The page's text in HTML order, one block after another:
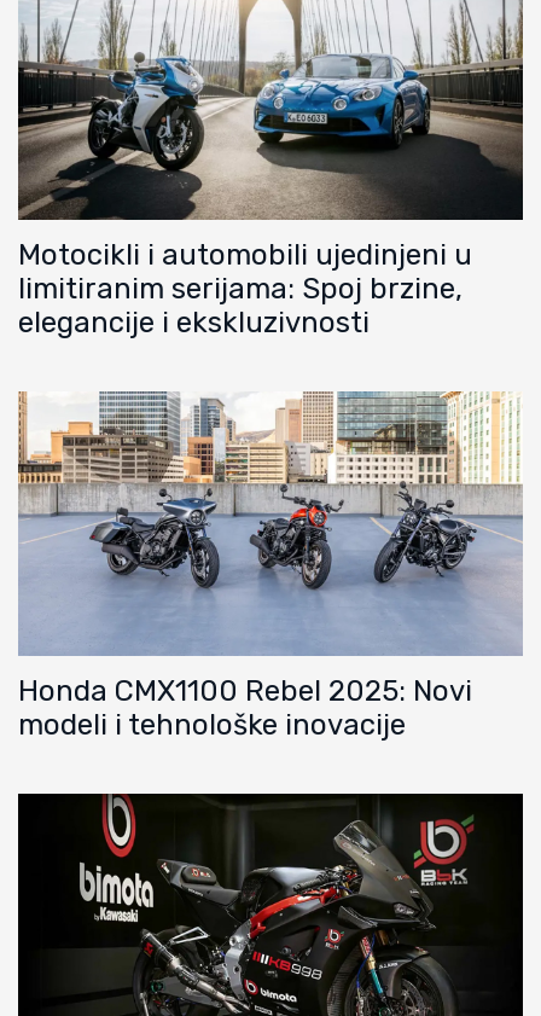
Motocikli i automobili ujedinjeni u
limitiranim serijama: Spoj brzine,
elegancije i ekskluzivnosti
Honda CMX1100 Rebel 2025: Novi
modeli i tehnološke inovacije